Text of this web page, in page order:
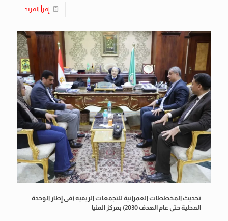
إقرأ المزيد
تحديث المخططات العمرانية للتجمعات الريفية (فى إطار الوحدة
المحلية حتى عام الهدف 2030) بمركز المنيا